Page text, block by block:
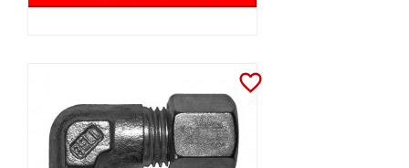
favorite_border